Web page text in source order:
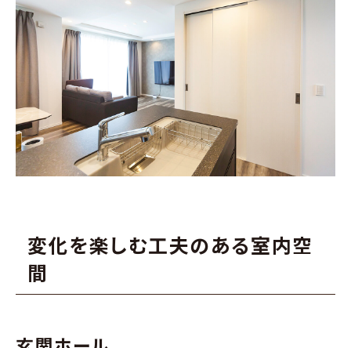
変化を楽しむ工夫のある室内空
間